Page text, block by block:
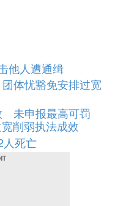
他人遭通缉
体忧豁免安排过宽
未申报最高可罚
削弱执法成效
死亡